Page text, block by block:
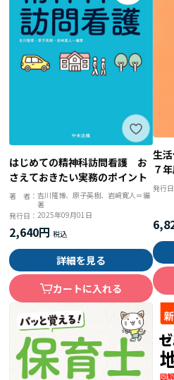
はじめての精神科訪問看護 お
さえておきたい実務のポイント
著 者：吉川隆博、原子英樹、岩﨑寛人＝編
著
発行日：2025年09月01日
2,640円
詳細を見る
カートに入れる
生
７
発行日